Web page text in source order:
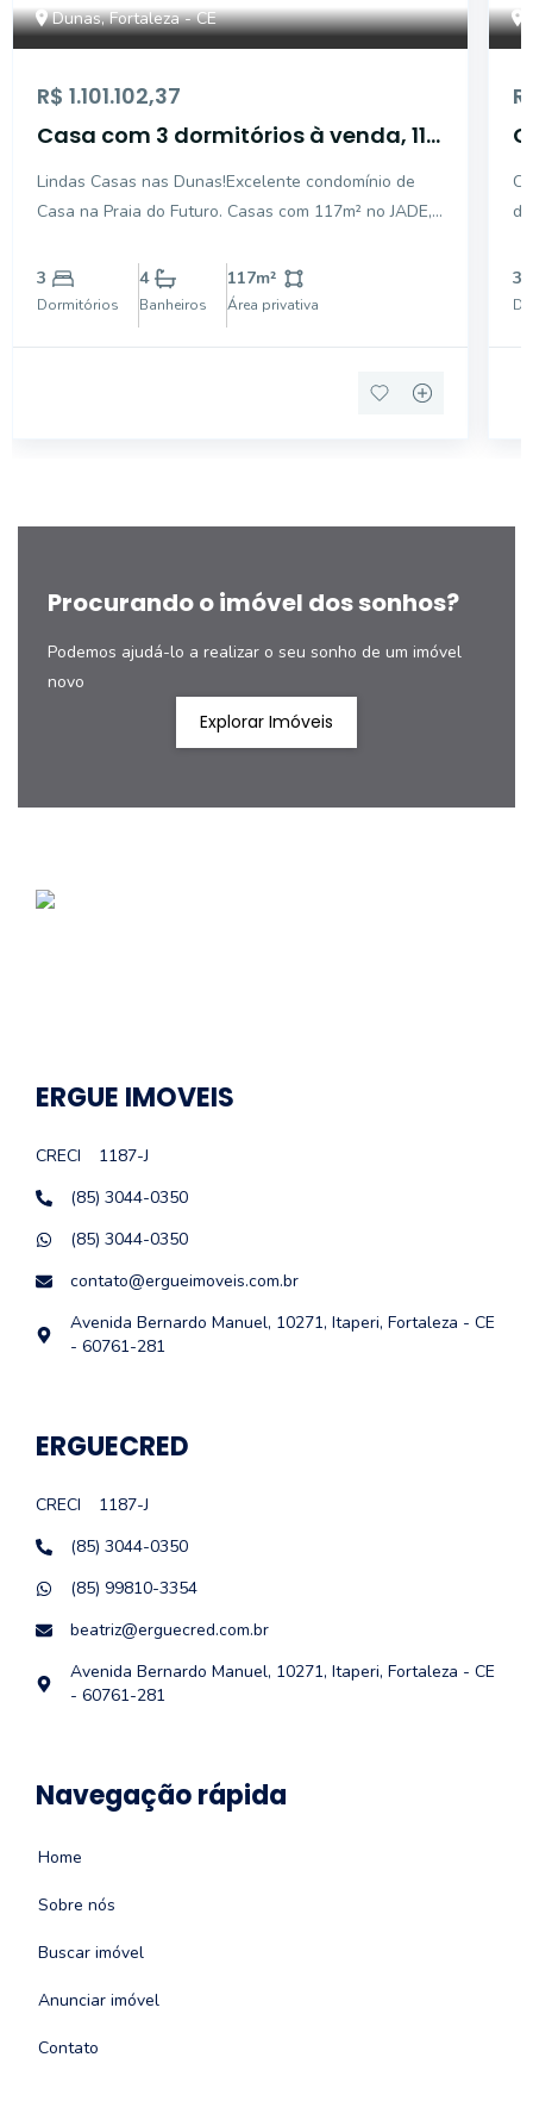
Dunas, Fortaleza - CE
R$ 1.101.102,37
Casa com 3 dormitórios à venda, 117
Fortaleza/CE
Lindas Casas nas Dunas!Excelente condomínio de
Casa na Praia do Futuro. Casas com 117m² no JADE,
cozinha americana, dependência completa de
empregada, área de serviço, varanda e quintal. 2
3
Dormitórios
4
Banheiros
117m²
Área privativa
3
Procurando o imóvel dos sonhos?
Podemos ajudá-lo a realizar o seu sonho de um imóvel
novo
Explorar Imóveis
ERGUE IMOVEIS
CRECI
1187-J
(85) 3044-0350
(85) 3044-0350
contato@ergueimoveis.com.br
Avenida Bernardo Manuel, 10271, Itaperi, Fortaleza - CE
- 60761-281
ERGUECRED
CRECI
1187-J
(85) 3044-0350
(85) 99810-3354
beatriz@erguecred.com.br
Avenida Bernardo Manuel, 10271, Itaperi, Fortaleza - CE
- 60761-281
Navegação rápida
Home
Sobre nós
Buscar imóvel
Anunciar imóvel
Contato